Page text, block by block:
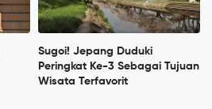
Sugoi! Jepang Duduki
Peringkat Ke-3 Sebagai Tujuan
Wisata Terfavorit